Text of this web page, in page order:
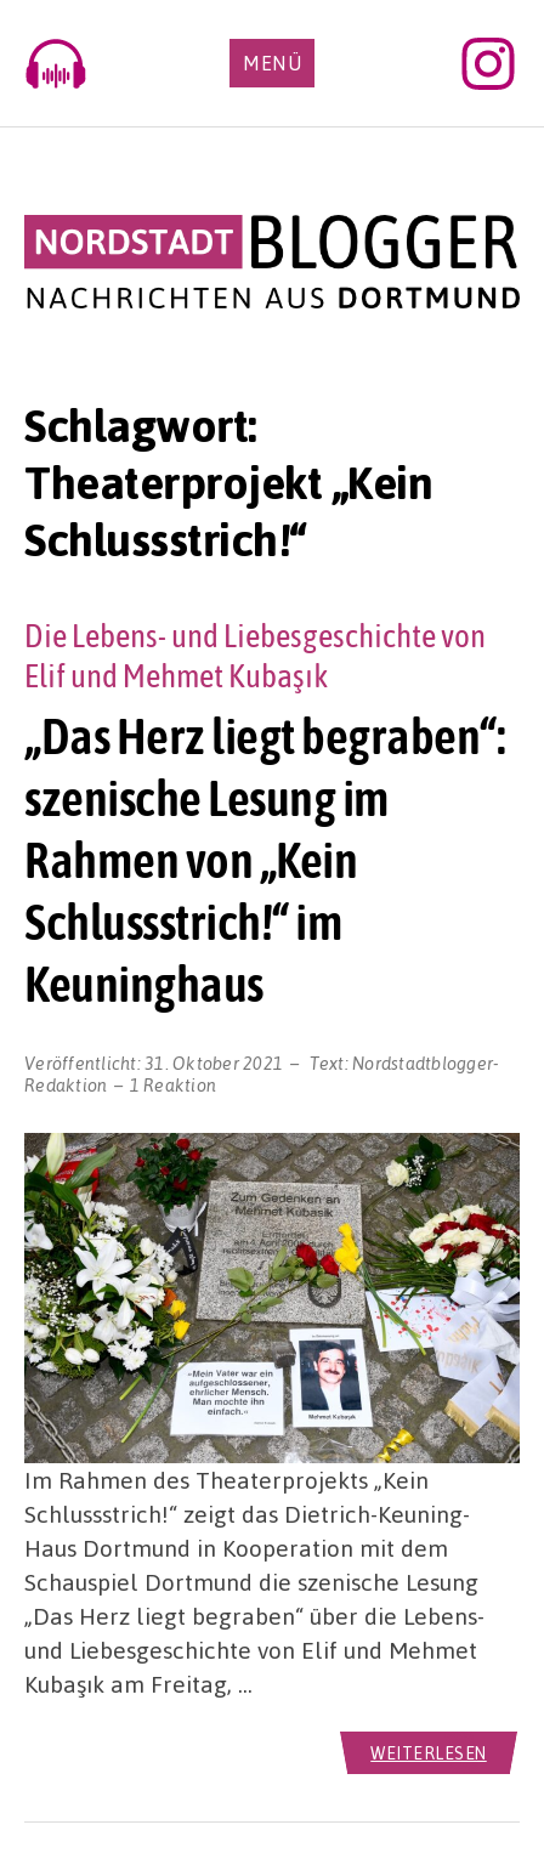
content
MENÜ
Schlagwort:
Theaterprojekt „Kein
Schlussstrich!“
„Das Herz liegt begraben“:
szenische Lesung im
Rahmen von „Kein
Schlussstrich!“ im
Keuninghaus
Die Lebens- und Liebesgeschichte von
Elif und Mehmet Kubaşık
Veröffentlicht:31. Oktober 2021 Text: Nordstadtblogger-
Redaktion
1 Reaktion
Im Rahmen des Theaterprojekts „Kein
Schlussstrich!“ zeigt das Dietrich-Keuning-
Haus Dortmund in Kooperation mit dem
Schauspiel Dortmund die szenische Lesung
„Das Herz liegt begraben“ über die Lebens-
und Liebesgeschichte von Elif und Mehmet
Kubaşık am Freitag, …
WEITERLESEN